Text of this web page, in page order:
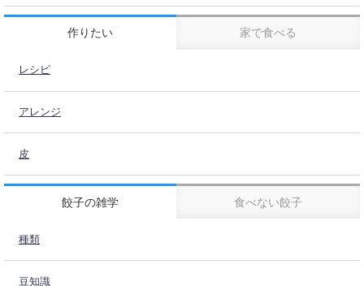
作りたい 家で食べる
レシピ
アレンジ
皮
餃子の雑学 食べない餃子
種類
豆知識